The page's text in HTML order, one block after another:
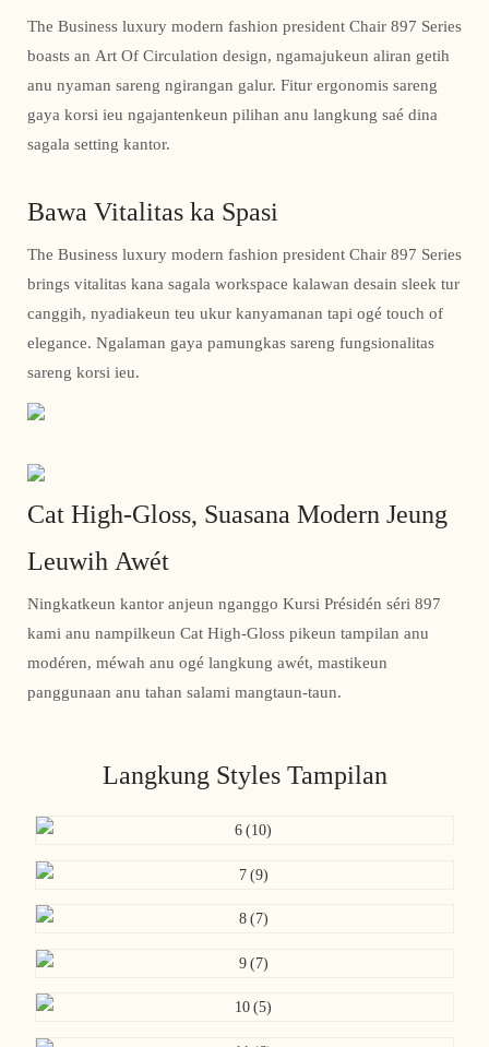
The Business luxury modern fashion president Chair 897 Series
boasts an Art Of Circulation design, ngamajukeun aliran getih
anu nyaman sareng ngirangan galur. Fitur ergonomis sareng
gaya korsi ieu ngajantenkeun pilihan anu langkung saé dina
sagala setting kantor.
Bawa Vitalitas ka Spasi
The Business luxury modern fashion president Chair 897 Series
brings vitalitas kana sagala workspace kalawan desain sleek tur
canggih, nyadiakeun teu ukur kanyamanan tapi ogé touch of
elegance. Ngalaman gaya pamungkas sareng fungsionalitas
sareng korsi ieu.
Cat High-Gloss, Suasana Modern Jeung
Leuwih Awét
Ningkatkeun kantor anjeun nganggo Kursi Présidén séri 897
kami anu nampilkeun Cat High-Gloss pikeun tampilan anu
modéren, méwah anu ogé langkung awét, mastikeun
panggunaan anu tahan salami mangtaun-taun.
Langkung Styles Tampilan